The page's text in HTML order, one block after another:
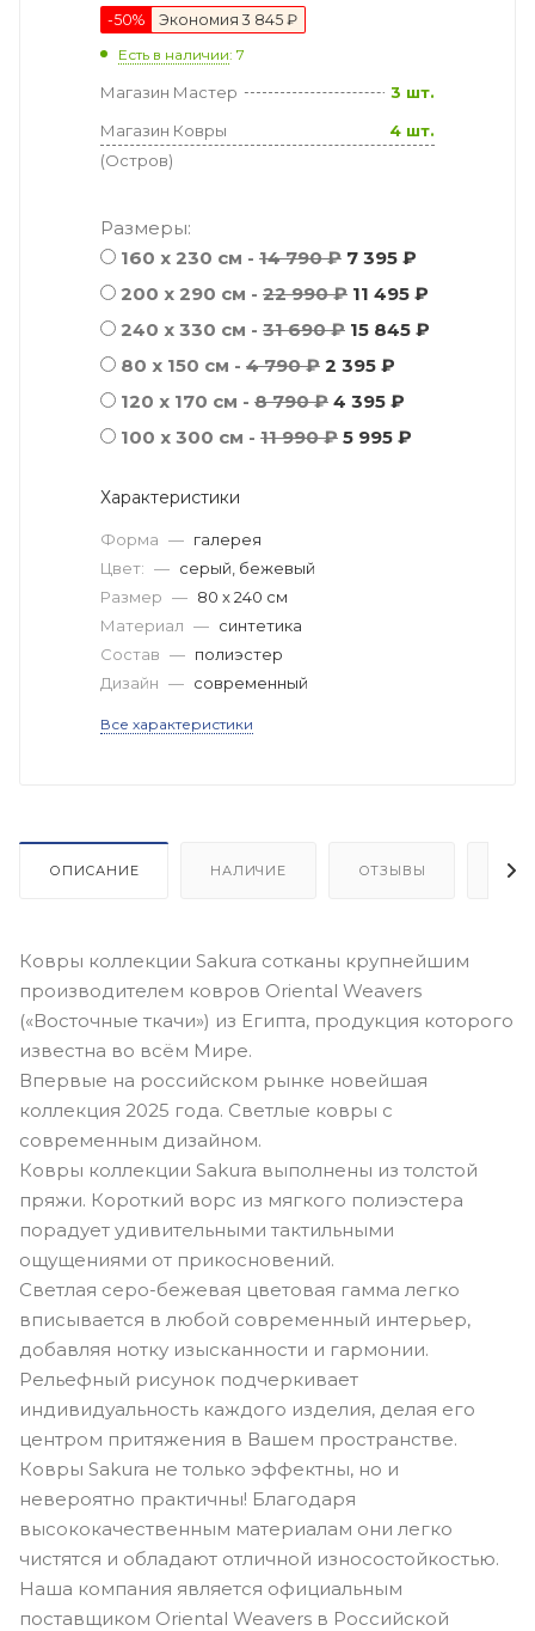
-50% Экономия3 845 ₽
Есть в наличии: 7
Магазин Мастер
3 шт.
Магазин Ковры
(Остров)
4 шт.
Размеры:
160 x 230 см - 14 790 ₽ 7 395 ₽
200 x 290 см - 22 990 ₽ 11 495 ₽
240 x 330 см - 31 690 ₽ 15 845 ₽
80 x 150 см - 4 790 ₽ 2 395 ₽
120 x 170 см - 8 790 ₽ 4 395 ₽
100 x 300 см - 11 990 ₽ 5 995 ₽
Характеристики
Форма — галерея
Цвет: — серый, бежевый
Размер — 80 x 240 см
Материал — синтетика
Состав — полиэстер
Дизайн — современный
Все характеристики
ОПИСАНИЕ НАЛИЧИЕ ОТЗЫВЫ
Ковры коллекции Sakura сотканы крупнейшим
производителем ковров Oriental Weavers
(«Восточные ткачи») из Египта, продукция которого
известна во всём Мире.
Впервые на российском рынке новейшая
коллекция 2025 года. Светлые ковры с
современным дизайном.
Ковры коллекции Sakura выполнены из толстой
пряжи. Короткий ворс из мягкого полиэстера
порадует удивительными тактильными
ощущениями от прикосновений.
Светлая серо-бежевая цветовая гамма легко
вписывается в любой современный интерьер,
добавляя нотку изысканности и гармонии.
Рельефный рисунок подчеркивает
индивидуальность каждого изделия, делая его
центром притяжения в Вашем пространстве.
Ковры Sakura не только эффектны, но и
невероятно практичны! Благодаря
высококачественным материалам они легко
чистятся и обладают отличной износостойкостью.
Наша компания является официальным
поставщиком Oriental Weavers в Российской